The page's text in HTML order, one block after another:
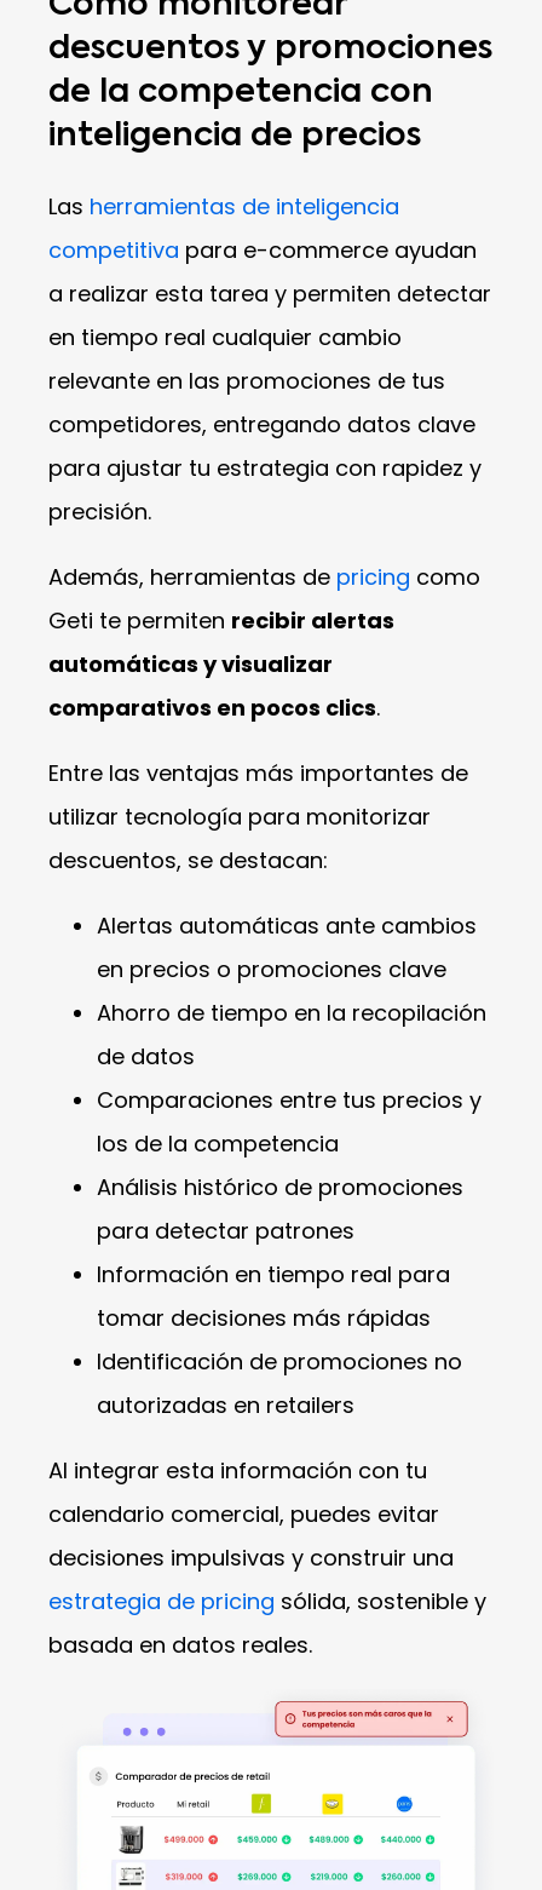
descuentos y promociones
de la competencia con
inteligencia de precios
Las herramientas de inteligencia
competitiva para e-commerce ayudan
a realizar esta tarea y permiten detectar
en tiempo real cualquier cambio
relevante en las promociones de tus
competidores, entregando datos clave
para ajustar tu estrategia con rapidez y
precisión.
Además, herramientas de pricing como
Geti te permiten recibir alertas
automáticas y visualizar
comparativos en pocos clics.
Entre las ventajas más importantes de
utilizar tecnología para monitorizar
descuentos, se destacan:
Alertas automáticas ante cambios
en precios o promociones clave
Ahorro de tiempo en la recopilación
de datos
Comparaciones entre tus precios y
los de la competencia
Análisis histórico de promociones
para detectar patrones
Información en tiempo real para
tomar decisiones más rápidas
Identificación de promociones no
autorizadas en retailers
Al integrar esta información con tu
calendario comercial, puedes evitar
decisiones impulsivas y construir una
estrategia de pricing sólida, sostenible y
basada en datos reales.